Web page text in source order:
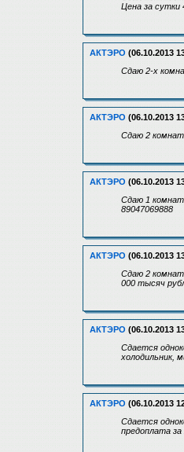
Цена за сутки
АКТЭРО (06.10.2013
Сдаю 2-х
АКТЭРО (06.10.2013
Сдаю 2
АКТЭРО (06.10.2013
Сдаю 1
89047069888
АКТЭРО (06.10.2013
Сдаю 2
000 тысяч
АКТЭРО (06.10.2013
Сдается
холодильник,
АКТЭРО (06.10.2013
Сдается
предоплата за